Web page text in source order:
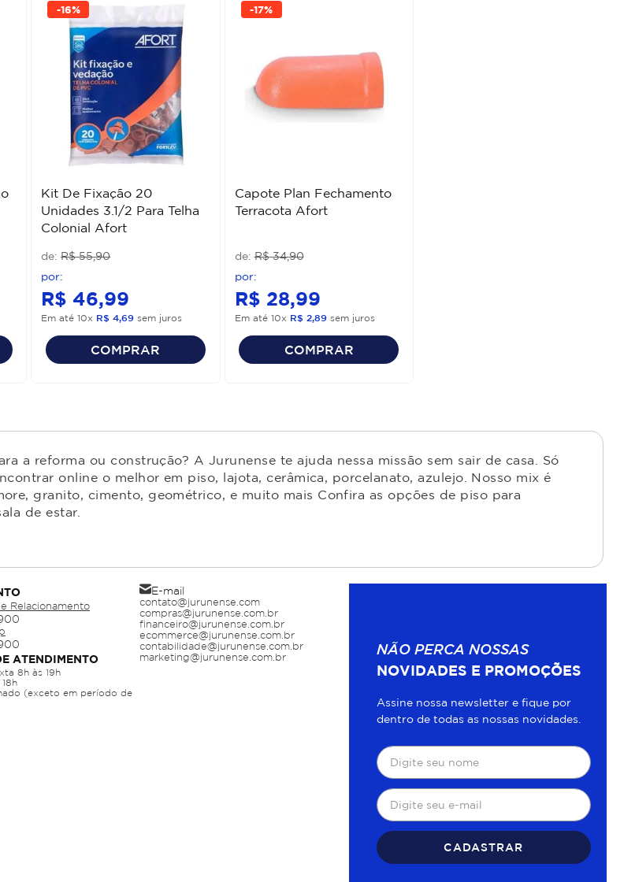
-16%
Kit De Fixação 20
Unidades 3.1/2 Para Telha
Colonial Afort
R$ 55,90
R$ 46,99
Em até10x R$ 4,69 sem juros
COMPRAR
-17%
Capote Plan Fechamento
Terracota Afort
R$ 34,90
R$ 28,99
Em até 10x R$ 2,89sem juros
COMPRAR
a reforma ou construção? A Jurunense te ajuda nessa missão sem sair de casa. Só
online o melhor em piso, lajota, cerâmica, porcelanato, azulejo. Nosso mix é
granito, cimento, geométrico, e muito mais Confira as opções de piso para
de estar.
Relacionamento
ATENDIMENTO
8h às 19h
(exceto em período de
E-mail
contato@jurunense.com
compras@jurunense.com.br
financeiro@jurunense.com.br
ecommerce@jurunense.com.br
contabilidade@jurunense.com.br
marketing@jurunense.com.br
NÃO PERCA NOSSAS
NOVIDADES E PROMOÇÕES
Assine nossa newsletter e fique por
dentro de todas as nossas novidades.
CADASTRAR